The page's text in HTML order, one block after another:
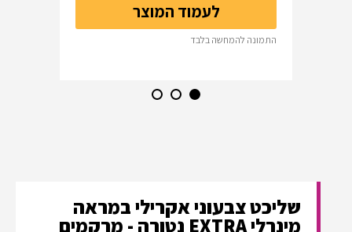
לעמוד המוצר
התמונה להמחשה בלבד
שליכט צבעוני אקרילי במראה
מינרלי EXTRA נטורה - מרקמים